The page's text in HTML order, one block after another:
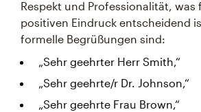
Respekt und Professionalität, was
positiven Eindruck entscheidend
formelle Begrüßungen sind:
„Sehr geehrter Herr Smith,“
„Sehr geehrte/r Dr. Johnson,“
„Sehr geehrte Frau Brown,“